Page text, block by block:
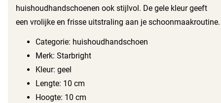
huishoudhandschoenen ook stijlvol. De gele kleur geeft
een vrolijke en frisse uitstraling aan je schoonmaakroutine.
Categorie: huishoudhandschoen
Merk: Starbright
Kleur: geel
Lengte: 10 cm
Hoogte: 10 cm